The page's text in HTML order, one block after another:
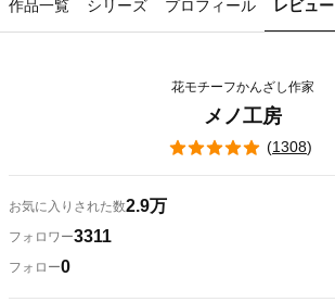
作品一覧 シリーズ プロフィール レビュー
花モチーフかんざし作家
メノ工房
(1308)
お気に入りされた数2.9万
フォロワー3311
フォロー0